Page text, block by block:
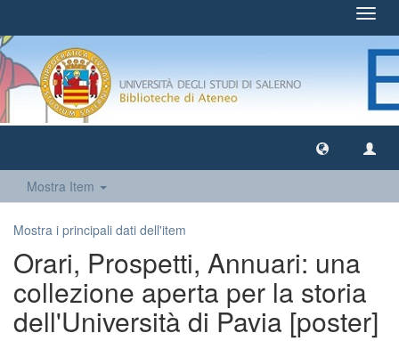
Mostra Item
Mostra i principali dati dell'item
Orari, Prospetti, Annuari: una
collezione aperta per la storia
dell'Università di Pavia [poster]